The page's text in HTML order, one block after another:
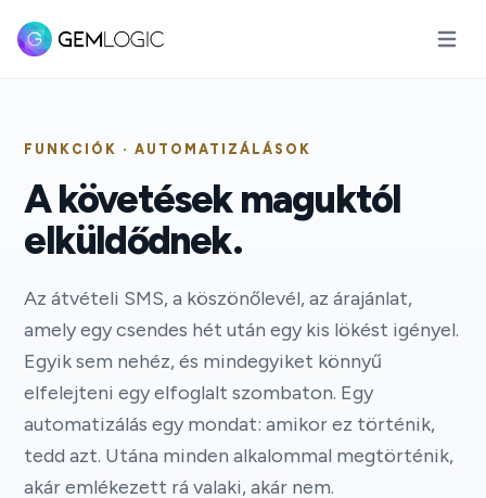
FUNKCIÓK · AUTOMATIZÁLÁSOK
A követések maguktól
elküldődnek.
Az átvételi SMS, a köszönőlevél, az árajánlat,
amely egy csendes hét után egy kis lökést igényel.
Egyik sem nehéz, és mindegyiket könnyű
elfelejteni egy elfoglalt szombaton. Egy
automatizálás egy mondat: amikor ez történik,
tedd azt. Utána minden alkalommal megtörténik,
akár emlékezett rá valaki, akár nem.